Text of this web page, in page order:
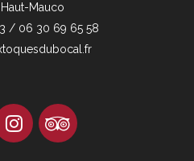
Mauco
/ 06 30 69 65 58